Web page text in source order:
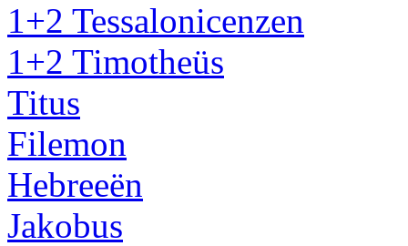
1+2 Tessalonicenzen
1+2 Timotheüs
Titus
Filemon
Hebreeën
Jakobus